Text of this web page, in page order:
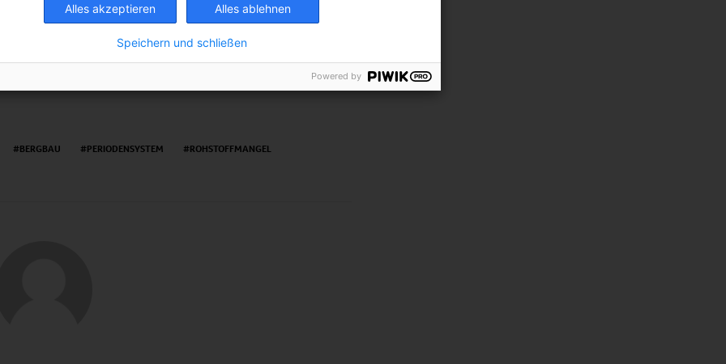
TWEET
BERGBAU PERIODENSYSTEM ROHSTOFFMANGEL
Alles akzeptieren Alles ablehnen
Speichern und schließen
Powered by